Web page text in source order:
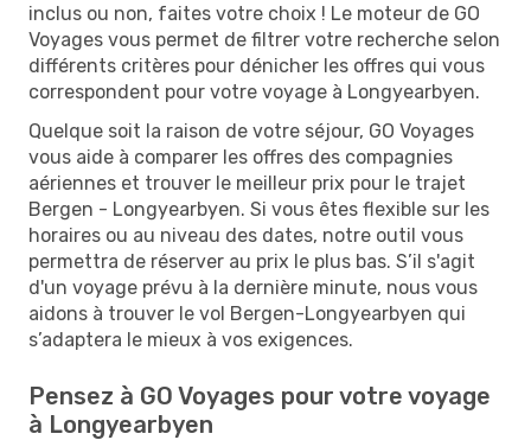
inclus ou non, faites votre choix ! Le moteur de GO
Voyages vous permet de filtrer votre recherche selon
différents critères pour dénicher les offres qui vous
correspondent pour votre voyage à Longyearbyen.
Quelque soit la raison de votre séjour, GO Voyages
vous aide à comparer les offres des compagnies
aériennes et trouver le meilleur prix pour le trajet
Bergen - Longyearbyen. Si vous êtes flexible sur les
horaires ou au niveau des dates, notre outil vous
permettra de réserver au prix le plus bas. S’il s'agit
d'un voyage prévu à la dernière minute, nous vous
aidons à trouver le vol Bergen-Longyearbyen qui
s’adaptera le mieux à vos exigences.
Pensez à GO Voyages pour votre voyage
à Longyearbyen